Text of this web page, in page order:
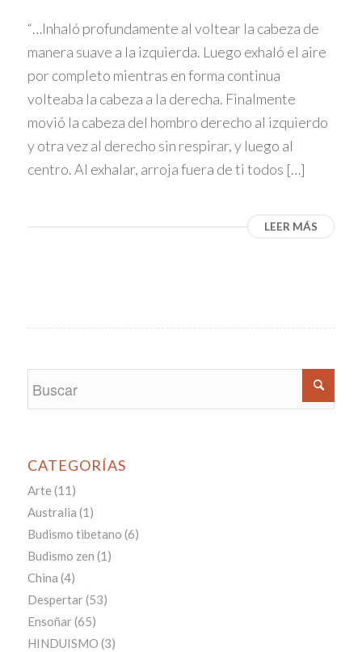
“…Inhaló profundamente al voltear la cabeza de
manera suave a la izquierda. Luego exhaló el aire
por completo mientras en forma continua
volteaba la cabeza a la derecha. Finalmente
movió la cabeza del hombro derecho al izquierdo
y otra vez al derecho sin respirar, y luego al
centro. Al exhalar, arroja fuera de ti todos […]
LEER MÁS
CATEGORÍAS
Arte (11)
Australia (1)
Budismo tibetano (6)
Budismo zen (1)
China (4)
Despertar(53)
Ensoñar(65)
HINDUISMO (3)